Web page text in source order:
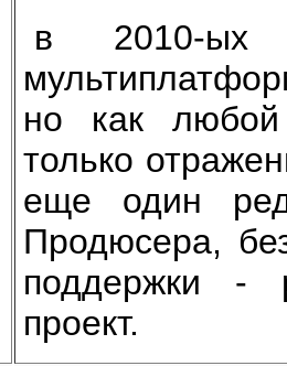
в 2010-ых
но как любой
только
еще один
Продюсера,
поддержки -
проект.